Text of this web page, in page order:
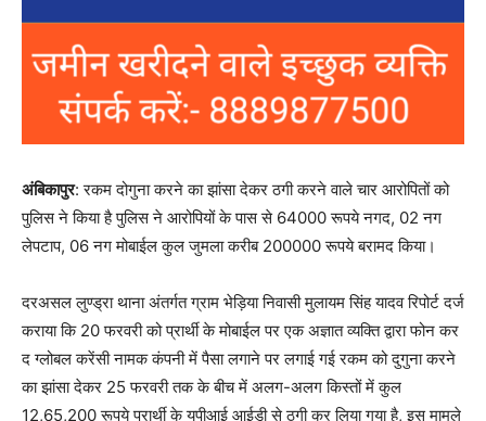
अंबिकापुर: रकम दोगुना करने का झांसा देकर ठगी करने वाले चार आरोपितों को
पुलिस ने किया है पुलिस ने आरोपियों के पास से 64000 रूपये नगद, 02 नग
लेपटाप, 06 नग मोबाईल कुल जुमला करीब 200000 रूपये बरामद किया।
दरअसल लुण्ड्रा थाना अंतर्गत ग्राम भेड़िया निवासी मुलायम सिंह यादव रिपोर्ट दर्ज
कराया कि 20 फरवरी को प्रार्थी के मोबाईल पर एक अज्ञात व्यक्ति द्वारा फोन कर
द ग्लोबल करेंसी नामक कंपनी में पैसा लगाने पर लगाई गई रकम को दुगुना करने
का झांसा देकर 25 फरवरी तक के बीच में अलग-अलग किस्तों में कुल
12,65,200 रूपये प्रार्थी के युपीआई आईडी से ठगी कर लिया गया है, इस मामले